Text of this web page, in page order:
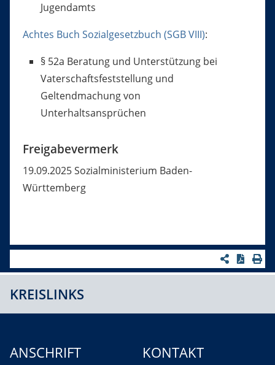
Jugendamts
Achtes Buch Sozialgesetzbuch (SGB VIII):
§ 52a Beratung und Unterstützung bei
Vaterschaftsfeststellung und
Geltendmachung von
Unterhaltsansprüchen
Freigabevermerk
19.09.2025 Sozialministerium Baden-
Württemberg
KREISLINKS
ANSCHRIFT KONTAKT